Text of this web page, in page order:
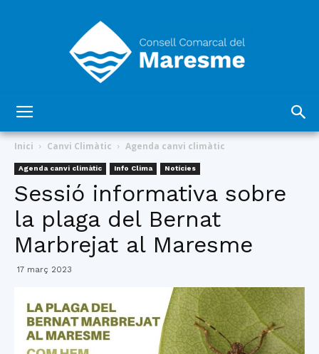
Comarcal
del
Maresme
Inici Canvi Climàtic Agenda canvi climàtic
Agenda canvi climàtic Info Clima Notícies
Sessió informativa sobre
la plaga del Bernat
Marbrejat al Maresme
17 març 2023